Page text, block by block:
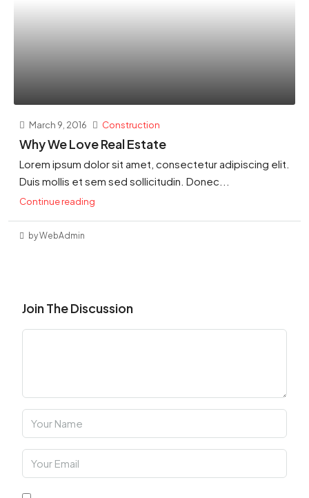
March 9, 2016 Construction
Why We Love Real Estate
Lorem ipsum dolor sit amet, consectetur adipiscing elit.
Duis mollis et sem sed sollicitudin. Donec...
Continue reading
by WebAdmin
Join The Discussion